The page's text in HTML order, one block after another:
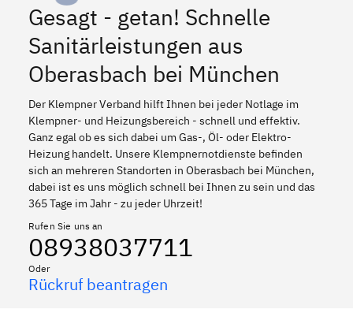
Gesagt - getan! Schnelle
Sanitärleistungen aus
Oberasbach bei München
Der Klempner Verband hilft Ihnen bei jeder Notlage im
Klempner- und Heizungsbereich - schnell und effektiv.
Ganz egal ob es sich dabei um Gas-, Öl- oder Elektro-
Heizung handelt. Unsere Klempnernotdienste befinden
sich an mehreren Standorten in Oberasbach bei München,
dabei ist es uns möglich schnell bei Ihnen zu sein und das
365 Tage im Jahr - zu jeder Uhrzeit!
Rufen Sie uns an
08938037711
Oder
Rückruf beantragen